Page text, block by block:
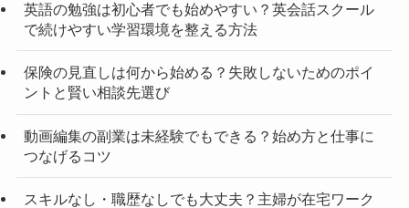
英語の勉強は初心者でも始めやすい？英会話スクール
で続けやすい学習環境を整える方法
保険の見直しは何から始める？失敗しないためのポイ
ントと賢い相談先選び
動画編集の副業は未経験でもできる？始め方と仕事に
つなげるコツ
スキルなし・職歴なしでも大丈夫？主婦が在宅ワーク